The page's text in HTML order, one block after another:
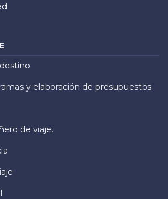
y elaboración de presupuestos
de viaje.